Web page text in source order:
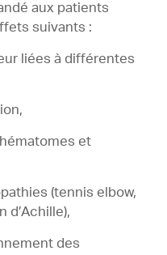
aux patients
suivants :
liées à différentes
et
(tennis elbow,
d’Achille),
des